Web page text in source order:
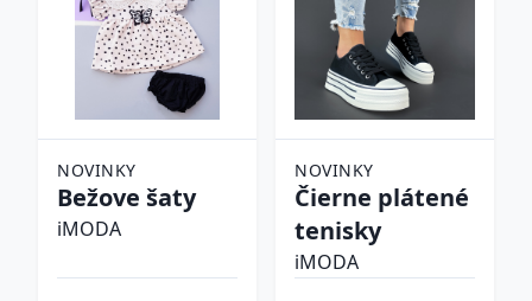
NOVINKY
Bežove šaty
iMODA
NOVINKY
Čierne plátené
tenisky
iMODA